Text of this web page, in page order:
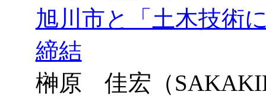
旭川市と「土木技術
締結
榊原 佳宏（